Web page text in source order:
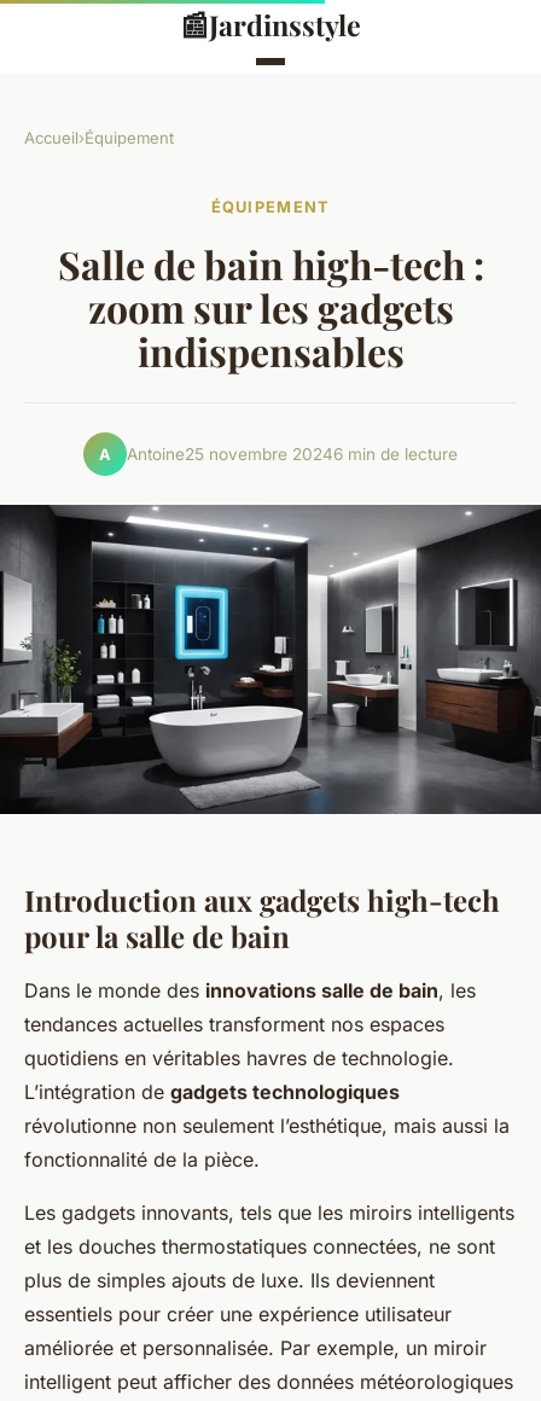
📰Jardinsstyle
Accueil›Équipement
ÉQUIPEMENT
Salle de bain high-tech :
zoom sur les gadgets
indispensables
A Antoine25 novembre 20246 min de lecture
Introduction aux gadgets high-tech
pour la salle de bain
Dans le monde des innovations salle de bain, les
tendances actuelles transforment nos espaces
quotidiens en véritables havres de technologie.
L’intégration de gadgets technologiques
révolutionne non seulement l’esthétique, mais aussi la
fonctionnalité de la pièce.
Les gadgets innovants, tels que les miroirs intelligents
et les douches thermostatiques connectées, ne sont
plus de simples ajouts de luxe. Ils deviennent
essentiels pour créer une expérience utilisateur
améliorée et personnalisée. Par exemple, un miroir
intelligent peut afficher des données météorologiques